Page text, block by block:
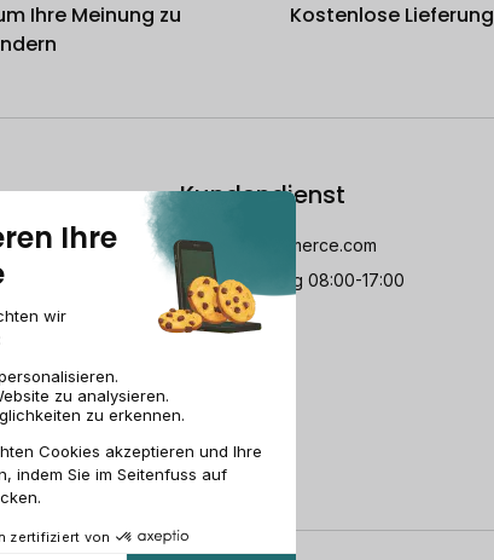
Ihre Meinung zu
Kostenlose Lieferung
Swiss
Kundendienst
dech@recommerce.com
Montag-Freitag 08:00-17:00